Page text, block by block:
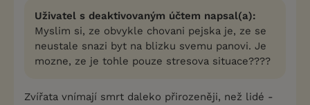
Uživatel s deaktivovaným účtem napsal(a):
Myslim si, ze obvykle chovani pejska je, ze se
neustale snazi byt na blizku svemu panovi. Je
mozne, ze je tohle pouze stresova situace????
Zvířata vnímají smrt daleko přirozeněji, než lidé -